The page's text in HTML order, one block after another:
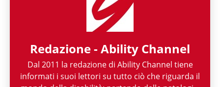
Redazione - Ability Channel
Dal 2011 la redazione di Ability Channel tiene
informati i suoi lettori su tutto ciò che riguarda il